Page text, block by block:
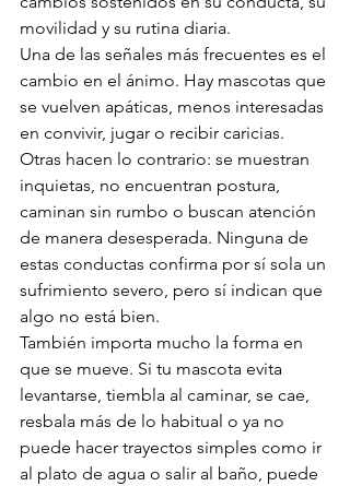
movilidad y su rutina diaria.
Una de las señales más frecuentes es el
cambio en el ánimo. Hay mascotas que
se vuelven apáticas, menos interesadas
en convivir, jugar o recibir caricias.
Otras hacen lo contrario: se muestran
inquietas, no encuentran postura,
caminan sin rumbo o buscan atención
de manera desesperada. Ninguna de
estas conductas confirma por sí sola un
sufrimiento severo, pero sí indican que
algo no está bien.
También importa mucho la forma en
que se mueve. Si tu mascota evita
levantarse, tiembla al caminar, se cae,
resbala más de lo habitual o ya no
puede hacer trayectos simples como ir
al plato de agua o salir al baño, puede